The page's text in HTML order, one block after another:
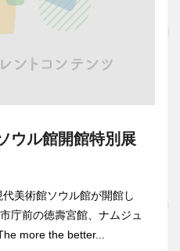
ウル館開館特別展
美術館ソウル館が開館し
庁前の徳壽宮館、ナムジュ
more the better...